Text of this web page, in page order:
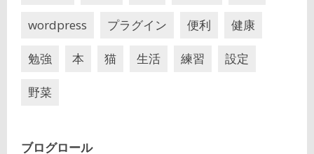
wordpress プラグイン 便利 健康
勉強 本 猫 生活 練習 設定
野菜
ブログロール